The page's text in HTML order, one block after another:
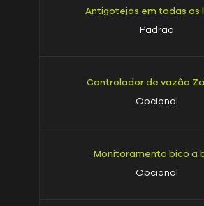
Antigotejos em todas as
Padrão
Controlador de vazão
Opcional
Monitoramento bico a
Opcional